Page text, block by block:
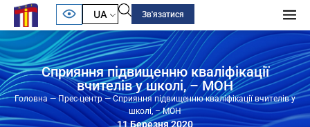
UA Зв'язатися
Сприяння підвищенню кваліфікації
вчителів у школі, – МОН
Головна —Прес-центр—Сприяння підвищенню кваліфікації вчителів у
школі, – МОН
11 Березня 2020